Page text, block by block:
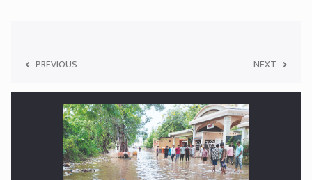
PREVIOUS NEXT
फक्त धान्य वाटून नागरिकांच्या तोंडाला पाने पुसली; वर्ष उलटले तरी पुरग्रस्तांना